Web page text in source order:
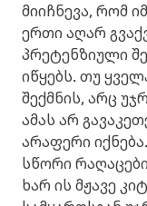
მიიჩნევა, რომ
ერთი აღარ
პრეტენზიული
იწყებს. თუ
შექმნის, არც
ამას არ
არაფერი
სწორი
ხარ ის მჟავე